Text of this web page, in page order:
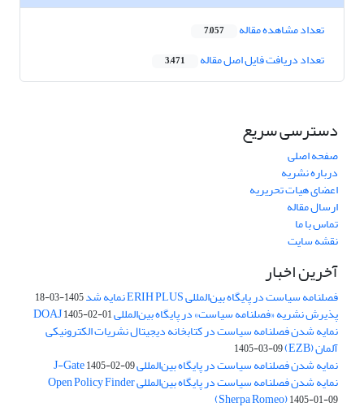
تعداد مشاهده مقاله 7,057
تعداد دریافت فایل اصل مقاله 3,471
دسترسی سریع
صفحه اصلی
درباره نشریه
اعضای هیات تحریریه
ارسال مقاله
تماس با ما
نقشه سایت
آخرین اخبار
فصلنامه سیاست در پایگاه بین‌المللی ERIH PLUS نمایه شد 1405-03-18
پذیرش نشریه «فصلنامه سیاست» در پایگاه بین‌المللی DOAJ1405-02-01
نمایه شدن فصلنامه سیاست در کتابخانه دیجیتال نشریات الکترونیکی
آلمان (EZB) 1405-03-09
نمایه شدن فصلنامه سیاست در پایگاه بین‌المللی J-Gate1405-02-09
نمایه شدن فصلنامه سیاست در پایگاه بین‌المللی Open Policy Finder
(Sherpa Romeo)1405-01-09